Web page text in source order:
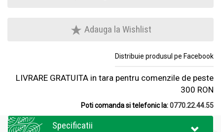
Adauga la Wishlist
Distribuie produsul pe Facebook
LIVRARE GRATUITA in tara pentru comenzile de peste
300 RON
Poti comanda si telefonic la:0770.22.44.55
Specificatii